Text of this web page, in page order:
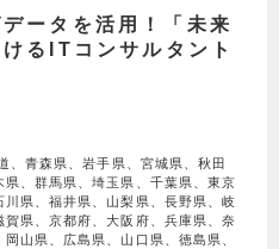
ータを活用！「未来
るITコンサルタント
、青森県、岩手県、宮城県、秋田
、群馬県、埼玉県、千葉県、東京
県、福井県、山梨県、長野県、岐
県、京都府、大阪府、兵庫県、奈
山県、広島県、山口県、徳島県、